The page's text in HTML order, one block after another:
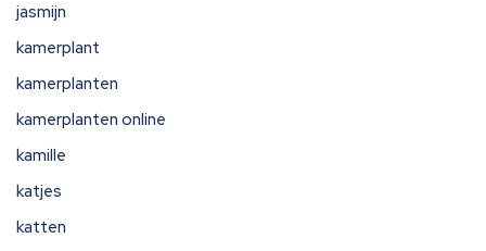
jasmijn
kamerplant
kamerplanten
kamerplanten online
kamille
katjes
katten